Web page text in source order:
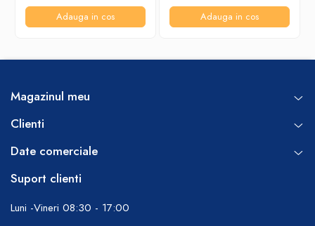
Adauga in cos
Adauga in cos
Magazinul meu
Clienti
Date comerciale
Suport clienti
Luni -Vineri 08:30 - 17:00